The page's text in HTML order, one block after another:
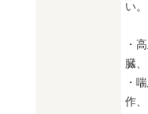
い。
・
臓
・
作